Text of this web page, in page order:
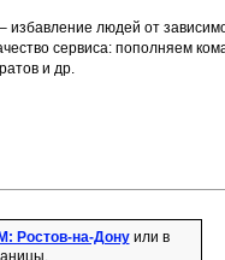
избавление людей от
сервиса: пополняем
и др.
Ростов-на-Донуили в